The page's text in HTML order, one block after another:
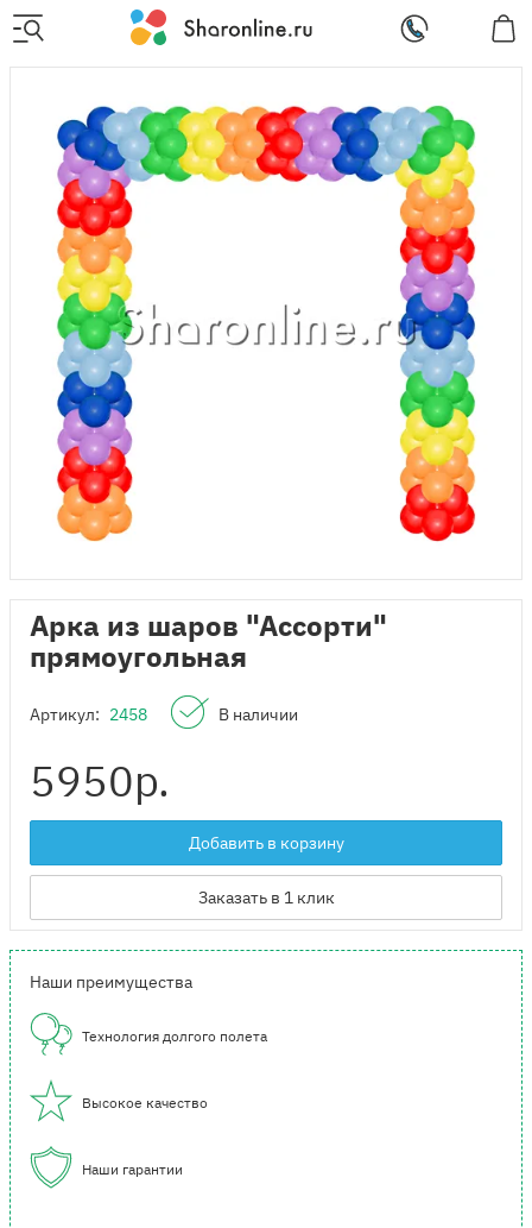
Арка из шаров "Ассорти"
прямоугольная
Артикул: 2458 В наличии
5950р.
Добавить в корзину
Заказать в 1 клик
Наши преимущества
Технология долгого полета
Высокое качество
Наши гарантии